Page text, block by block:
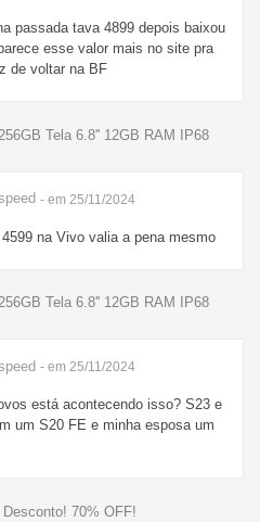
passada tava 4899 depois baixou
esse valor mais no site pra
de voltar na BF
Tela 6.8'' 12GB RAM IP68
- em 25/11/2024
na Vivo valia a pena mesmo
Tela 6.8'' 12GB RAM IP68
- em 25/11/2024
está acontecendo isso? S23 e
um S20 FE e minha esposa um
70% OFF!